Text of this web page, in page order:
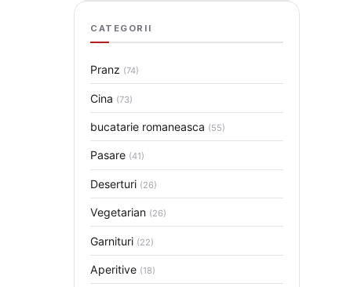
CATEGORII
Pranz (74)
Cina (73)
bucatarie romaneasca (55)
Pasare (41)
Deserturi (26)
Vegetarian (26)
Garnituri (22)
Aperitive (18)